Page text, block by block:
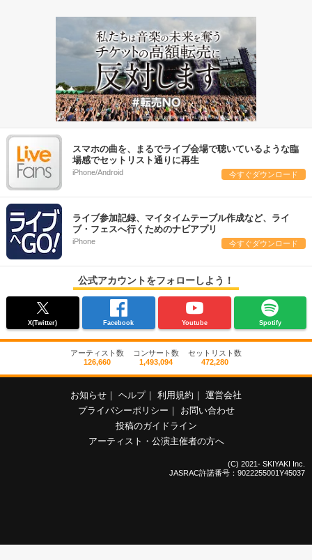
スマホの曲を、まるでライブ会場で聴いているような臨
場感でセットリスト通りに再生
iPhone/Android 今すぐダウンロード
ライブ参加記録、マイタイムテーブル作成など、ライ
ブ・フェスへ行くためのナビアプリ
iPhone 今すぐダウンロード
公式アカウントをフォローしよう！
X(Twitter) Facebook Youtube Spotify
アーティスト数
126,660
コンサート数
1,493,094
セットリスト数
472,280
お知らせ ヘルプ 利用規約
運営会社
プライバシーポリシー
お問い合わせ
投稿のガイドライン
アーティスト・公演主催者の方へ
(C) 2021- SKIYAKI Inc.
JASRAC許諾番号：9022255001Y45037